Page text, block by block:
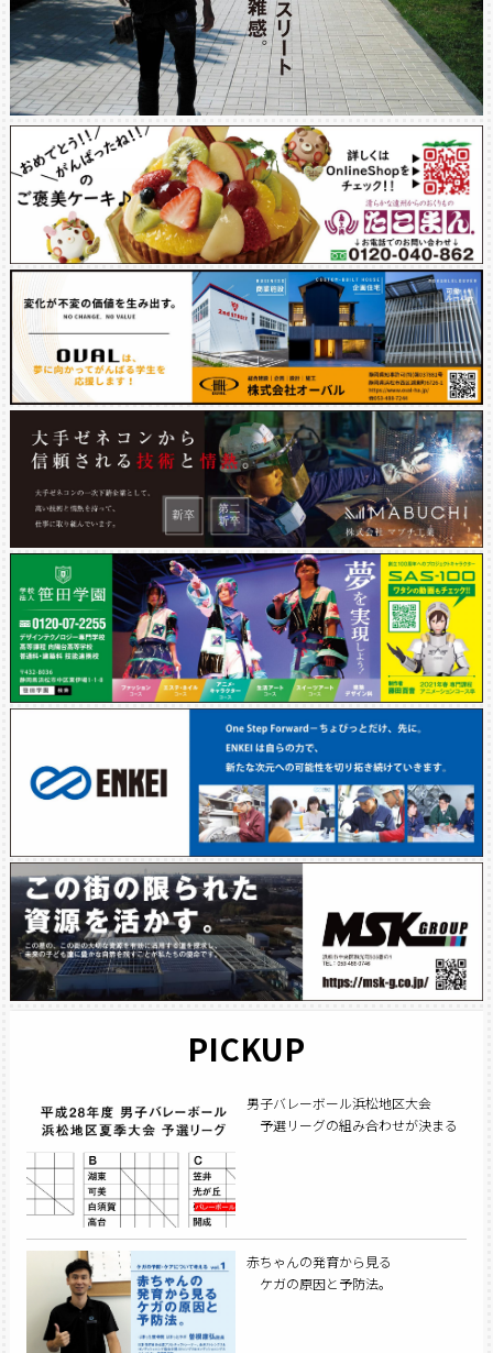
PICKUP
男子バレーボール浜松地区大会
予選リーグの組み合わせが決まる
赤ちゃんの発育から見る
ケガの原因と予防法。